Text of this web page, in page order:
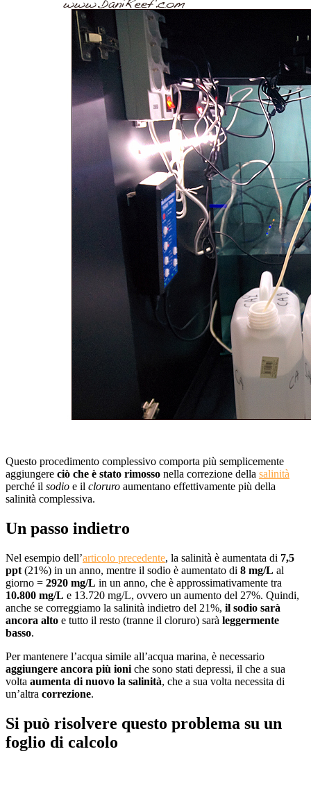
Questo procedimento complessivo comporta più semplicemente
aggiungere ciò che è stato rimosso nella correzione della salinità
perché il sodio e il cloruro aumentano effettivamente più della
salinità complessiva.
Un passo indietro
Nel esempio dell’articolo precedente, la salinità è aumentata di 7,5
ppt (21%) in un anno, mentre il sodio è aumentato di 8 mg/L al
giorno = 2920 mg/L in un anno, che è approssimativamente tra
10.800 mg/L e 13.720 mg/L, ovvero un aumento del 27%. Quindi,
anche se correggiamo la salinità indietro del 21%, il sodio sarà
ancora alto e tutto il resto (tranne il cloruro) sarà leggermente
basso.
Per mantenere l’acqua simile all’acqua marina, è necessario
aggiungere ancora più ioni che sono stati depressi, il che a sua
volta aumenta di nuovo la salinità, che a sua volta necessita di
un’altra correzione.
Si può risolvere questo problema su un
foglio di calcolo